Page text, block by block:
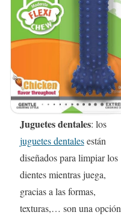
Juguetes dentales: los
juguetes dentalesestán
diseñados para limpiar los
dientes mientras juega,
gracias a las formas,
texturas,… son una opción